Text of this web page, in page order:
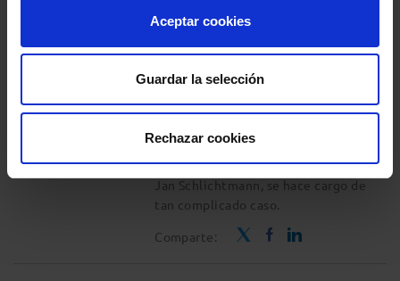
Aceptar cookies
Guardar la selección
Rechazar cookies
Massachusetts, emprenden un
proceso judicial contra dos
acusan de haber contaminado el
agua del pueblo con residuos
por leucemia a sus hijos. Un
abogado especializado en lesiones,
Jan Schlichtmann, se hace cargo de
tan complicado caso.
Comparte: